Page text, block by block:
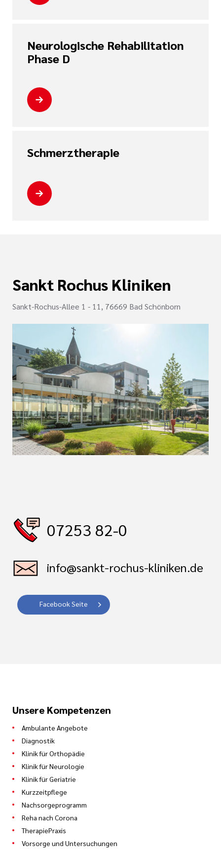
Neurologische Rehabilitation
Phase D
Schmerztherapie
Sankt Rochus Kliniken
Sankt-Rochus-Allee 1 - 11, 76669 Bad Schönborn
07253 82-0
info@sankt-rochus-kliniken.de
Facebook Seite
Unsere Kompetenzen
Ambulante Angebote
Diagnostik
Klinik für Orthopädie
Klinik für Neurologie
Klinik für Geriatrie
Kurzzeitpflege
Nachsorgeprogramm
Reha nach Corona
TherapiePraxis
Vorsorge und Untersuchungen